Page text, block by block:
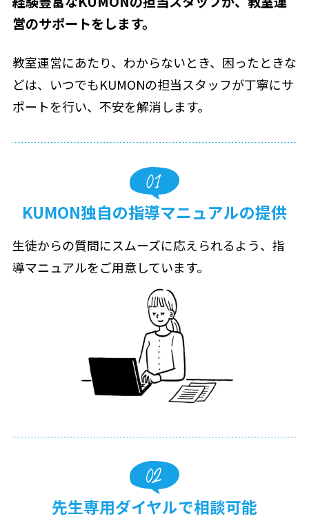
営のサポートをします。
教室運営にあたり、わからないとき、困ったときな
どは、いつでもKUMONの担当スタッフが丁寧にサ
ポートを行い、不安を解消します。
KUMON独自の指導マニュアルの提供
生徒からの質問にスムーズに応えられるよう、指
導マニュアルをご用意しています。
先生専用ダイヤルで相談可能